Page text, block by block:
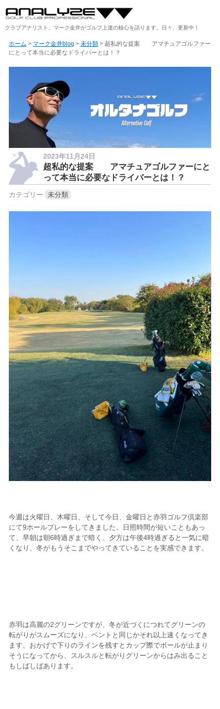
クラブアナリスト、マーク金井がゴルフ上達の核心を語ります。日々、更新中！
ホーム > マーク金井blog > 未分類> 超私的な提案 アマチュアゴルファー
にとって本当に必要なドライバーとは！？
2023年11月24日
超私的な提案 アマチュアゴルファーにと
って本当に必要なドライバーとは！？
カテゴリー 未分類
今週は火曜日、木曜日、そして今日、金曜日と赤羽ゴルフ倶楽部
にて9ホールプレーをしてきました。日照時間が短いこともあっ
て、早朝は朝6時過ぎまで暗く、夕方は午後4時過ぎると一気に暗
くなり、冬がもうそこまでやってきていることを実感できます。
赤羽は高麗の2グリーンですが、冬が近づくにつれてグリーンの
転がりがスムーズになり、ベントと同じかそれ以上速くなってき
ます。おかげで下りのラインを残すとカップ際でボールが止まり
そうになってから、スルスルと転がりグリーンからはみ出ること
もしばしばあります。